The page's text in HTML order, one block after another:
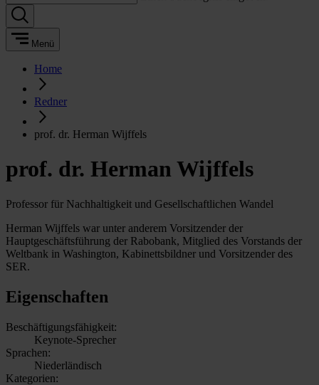
Menü
Home
Redner
prof. dr. Herman Wijffels
prof. dr. Herman Wijffels
Professor für Nachhaltigkeit und Gesellschaftlichen Wandel
Herman Wijffels war unter anderem Vorsitzender der
Hauptgeschäftsführung der Rabobank, Mitglied des Vorstands der
Weltbank in Washington, Kabinettsbildner und Vorsitzender des
SER.
Eigenschaften
Beschäftigungsfähigkeit:
Keynote-Sprecher
Sprachen:
Niederländisch
Kategorien: